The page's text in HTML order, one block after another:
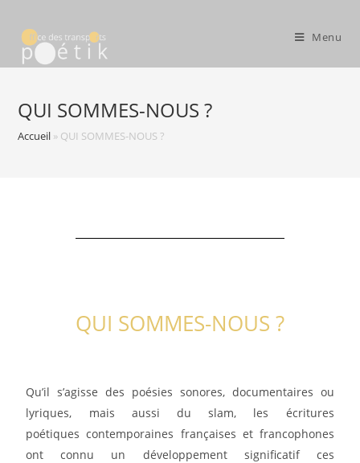
Menu
QUI SOMMES-NOUS ?
Accueil » QUI SOMMES-NOUS ?
QUI SOMMES-NOUS ?
Qu’il s’agisse des poésies sonores, documentaires ou
lyriques, mais aussi du slam, les écritures
poétiquescontemporaines françaises et francophones
ont connu un développement significatif ces